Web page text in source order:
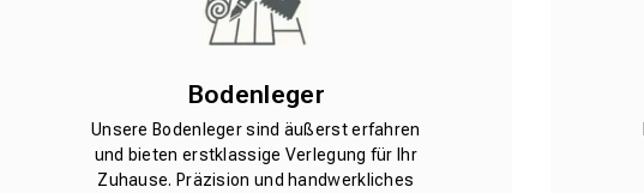
Bodenleger
Unsere Bodenleger sind äußerst erfahren
und bieten erstklassige Verlegung für Ihr
Zuhause. Präzision und handwerkliches